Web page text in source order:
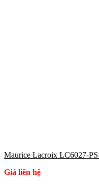
Maurice Lacroix LC6027-
Giá liên hệ